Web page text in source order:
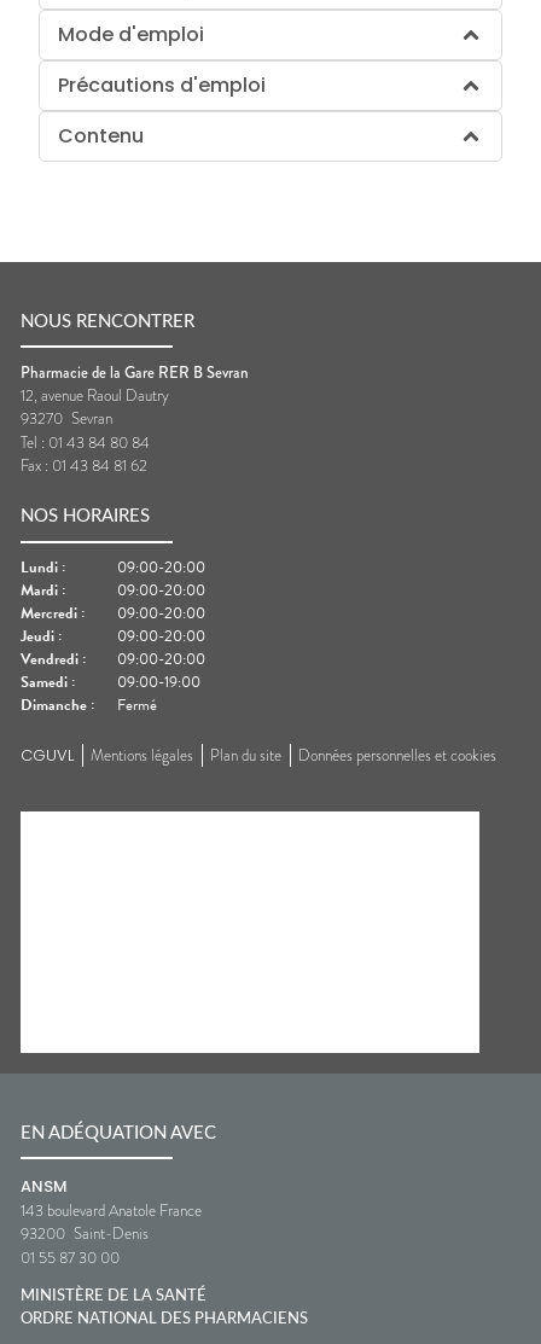
Mode d'emploi
Précautions d'emploi
Contenu
NOUS RENCONTRER
Pharmacie de la Gare RER B Sevran
12, avenue Raoul Dautry
93270 Sevran
Tel : 01 43 84 80 84
Fax : 01 43 84 81 62
NOS HORAIRES
Lundi :
09:00-20:00
Mardi :
09:00-20:00
Mercredi :
09:00-20:00
Jeudi :
09:00-20:00
Vendredi :
09:00-20:00
Samedi :
09:00-19:00
Dimanche : Fermé
CGUVL Mentions légales Plan du site Données personnelles et cookies
EN ADÉQUATION AVEC
ANSM
143 boulevard Anatole France
93200 Saint-Denis
01 55 87 30 00
MINISTÈRE DE LA SANTÉ
ORDRE NATIONAL DES PHARMACIENS